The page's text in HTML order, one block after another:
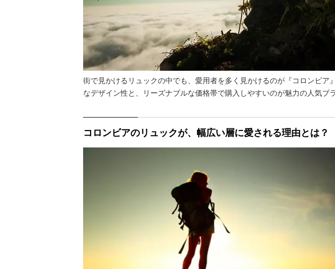
街で見かけるリュックの中でも、愛用者を多く見かけるのが『コロンビア
なデザイン性と、リーズナブルな価格帯で購入しやすいのが魅力の人気ブ
コロンビアのリュックが、幅広い層に愛される理由とは？